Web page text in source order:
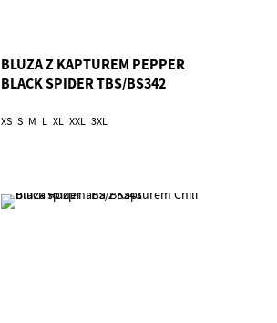
BLUZA Z KAPTUREM PEPPER
BLACK SPIDER TBS/BS342
XS S M L XL XXL 3XL